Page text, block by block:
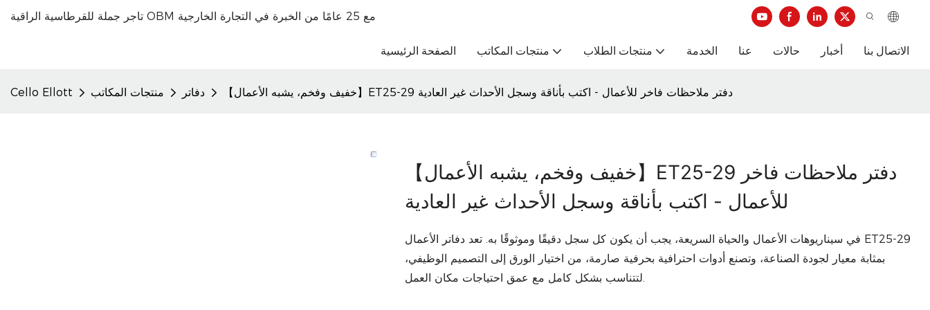
تاجر جملة للقرطاسية الراقية OBM مع 25 عامًا من الخبرة في التجارة الخارجية
الصفحة الرئيسية منتجات المكاتب منتجات الطلاب الخدمة عنا حالات أخبار الاتصال بنا
Cello Ellott منتجات المكاتب دفاتر 【خفيف وفخم، يشبه الأعمال】ET25-29 دفتر ملاحظات فاخر للأعمال - اكتب بأناقة وسجل الأحداث غير العادية
【خفيف وفخم، يشبه الأعمال】ET25-29 دفتر ملاحظات فاخر
للأعمال - اكتب بأناقة وسجل الأحداث غير العادية
في سيناريوهات الأعمال والحياة السريعة، يجب أن يكون كل سجل دقيقًا وموثوقًا به. تعد دفاتر الأعمال ET25-29
بمثابة معيار لجودة الصناعة، وتصنع أدوات احترافية بحرفية صارمة، من اختيار الورق إلى التصميم الوظيفي،